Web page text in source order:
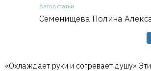
Автор статьи
Семенищева Полина
«Охлаждает руки и согревает душу»